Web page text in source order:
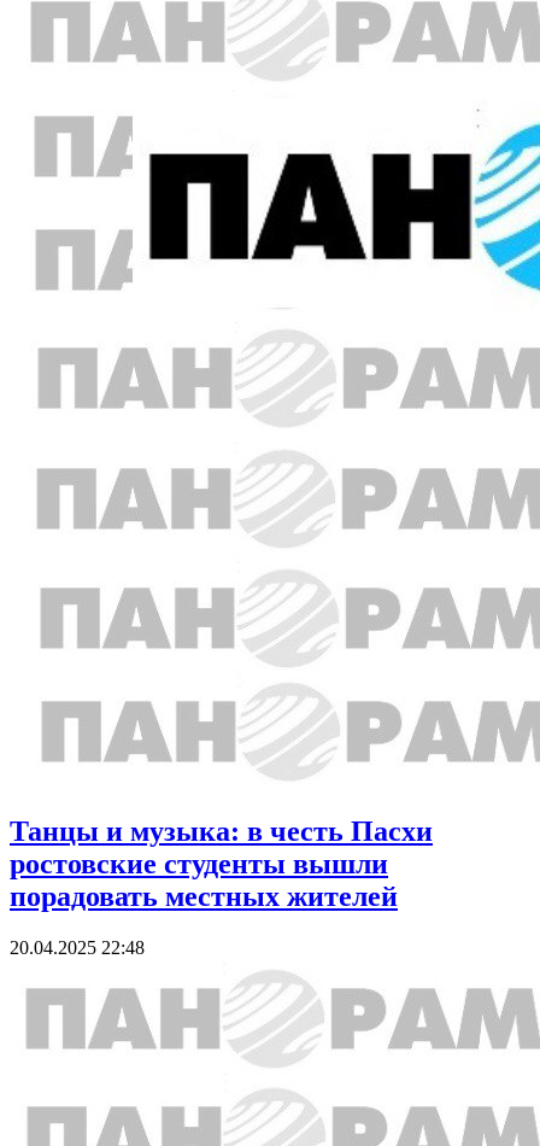
Танцы и музыка: в честь Пасхи
ростовские студенты вышли
порадовать местных жителей
20.04.2025 22:48